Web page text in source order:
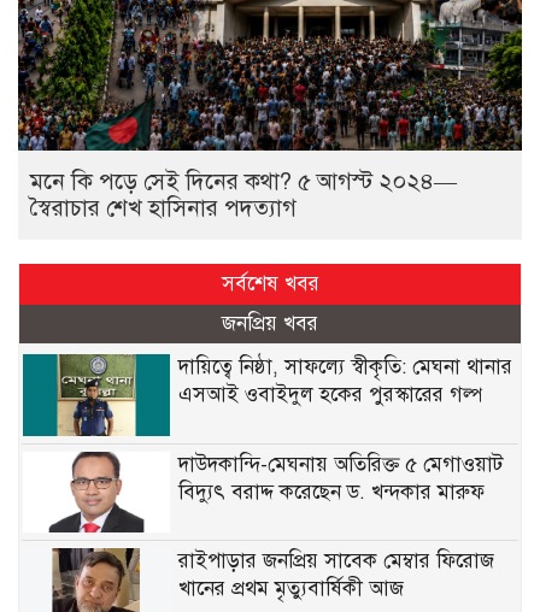
মনে কি পড়ে সেই দিনের কথা? ৫ আগস্ট ২০২৪—
স্বৈরাচার শেখ হাসিনার পদত্যাগ
সর্বশেষ খবর
জনপ্রিয় খবর
দায়িত্বে নিষ্ঠা, সাফল্যে স্বীকৃতি: মেঘনা থানার
এসআই ওবাইদুল হকের পুরস্কারের গল্প
দাউদকান্দি-মেঘনায় অতিরিক্ত ৫ মেগাওয়াট
বিদ্যুৎ বরাদ্দ করেছেন ড. খন্দকার মারুফ
রাইপাড়ার জনপ্রিয় সাবেক মেম্বার ফিরোজ
খানের প্রথম মৃত্যুবার্ষিকী আজ